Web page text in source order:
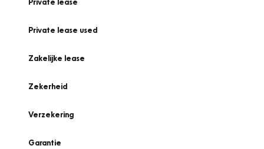
Private lease used
Zakelijke lease
Zekerheid
Verzekering
Garantie